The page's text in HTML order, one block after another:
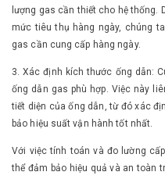
lượng gas cần thiết cho hệ thống.
mức tiêu thụ hàng ngày, chúng
gas cần cung cấp hàng ngày.
3. Xác định kích thước ống dẫn:
ống dẫn gas phù hợp. Việc này
tiết diện của ống dẫn, từ đó xác
bảo hiệu suất vận hành tốt nhất.
Với việc tính toán và đo lường
thể đảm bảo hiệu quả và an toàn